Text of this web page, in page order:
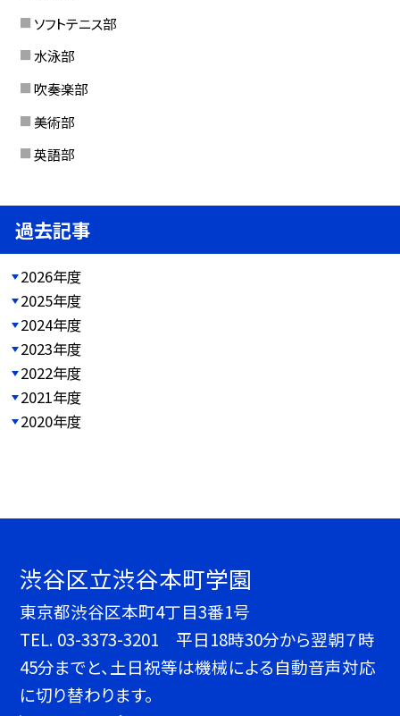
ソフトテニス部
水泳部
吹奏楽部
美術部
英語部
過去記事
2026年度
2025年度
2024年度
2023年度
2022年度
2021年度
2020年度
渋谷区立渋谷本町学園
東京都渋谷区本町4丁目3番1号
TEL. 03-3373-3201 平日18時30分から翌朝７時
45分までと、土日祝等は機械による自動音声対応
に切り替わります。